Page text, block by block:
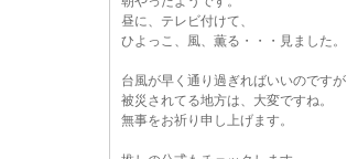
昼に、テレビ付けて、
ひよっこ、風、薫る・・・見ました。
台風が早く通り過ぎればいいのですが
被災されてる地方は、大変ですね。
無事をお祈り申し上げます。